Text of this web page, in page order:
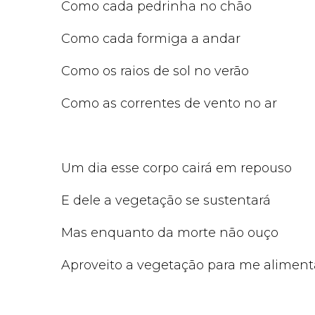
Como cada pedrinha no chão
Como cada formiga a andar
Como os raios de sol no verão
Como as correntes de vento no ar
Um dia esse corpo cairá em repouso
E dele a vegetação se sustentará
Mas enquanto da morte não ouço
Aproveito a vegetação para me